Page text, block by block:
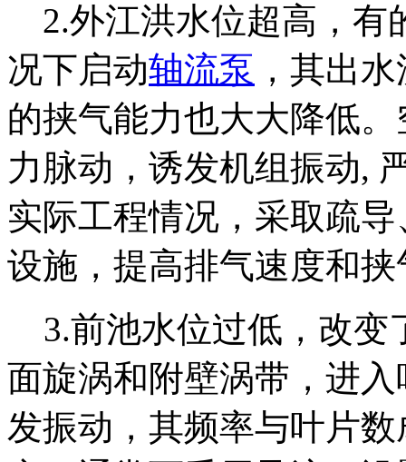
2.外江洪水位超高，有
况下启动轴流泵 ，其出
的挟气能力也大大降低
力脉动，诱发机组振动,
实际工程情况，采取疏
设施，提高排气速度和
3.前池水位过低，改变
面旋涡和附壁涡带，进
发振动，其频率与叶片